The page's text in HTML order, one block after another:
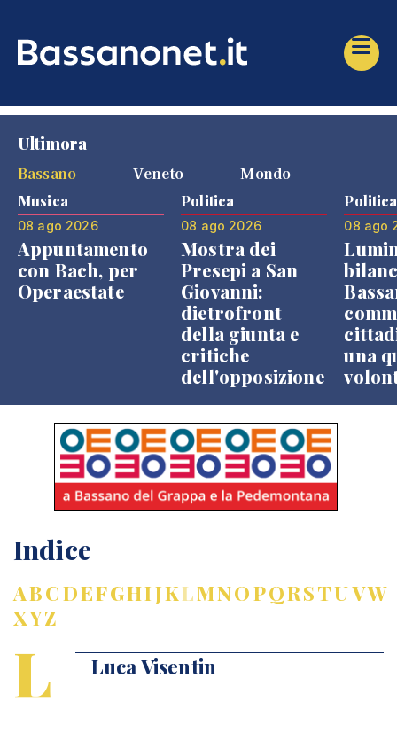
Ultimora
Bassano
Veneto Mondo
Musica
08 ago 2026
Appuntamento
con Bach, per
Operaestate
Politica
08 ago 2026
Mostra dei
Presepi a San
Giovanni:
dietrofront
della giunta e
critiche
dell'opposizione
Politica
08 ago
una
Indice
ABCDEFGHIJKLMNOPQRSTUVW
XYZ
L Luca Visentin